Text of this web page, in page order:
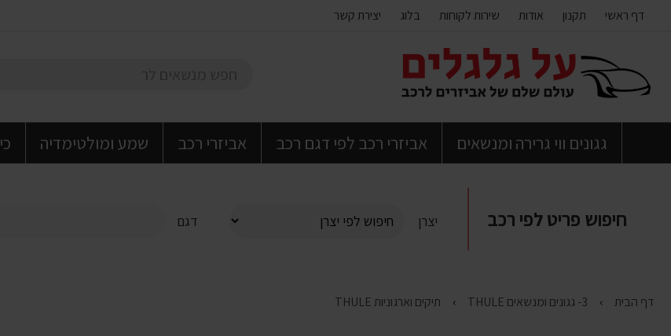
דף ראשי תקנון אודות שירות לקוחות בלוג יצירת קשר
גגונים ווי גרירה ומנשאים אביזרי רכב לפי דגם רכב אביזרי רכב שמע ומולטימדיה
חיפוש פריט לפי רכב יצרן דגם
דף הבית 3- גגונים ומנשאים THULE תיקים וארגוניות THULE